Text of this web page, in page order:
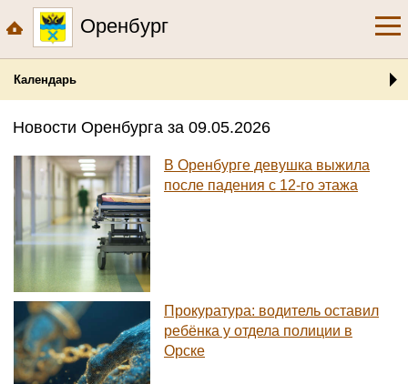
Оренбург
Календарь
Новости Оренбурга за 09.05.2026
В Оренбурге девушка выжила
после падения с 12-го этажа
Прокуратура: водитель оставил
ребёнка у отдела полиции в
Орске